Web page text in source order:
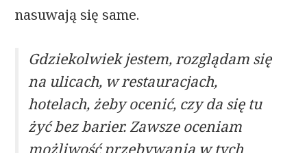
nasuwają się same.
Gdziekolwiek jestem, rozglądam się
na ulicach, w restauracjach,
hotelach, żeby ocenić, czy da się tu
żyć bez barier. Zawsze oceniam
możliwość przebywania w tych